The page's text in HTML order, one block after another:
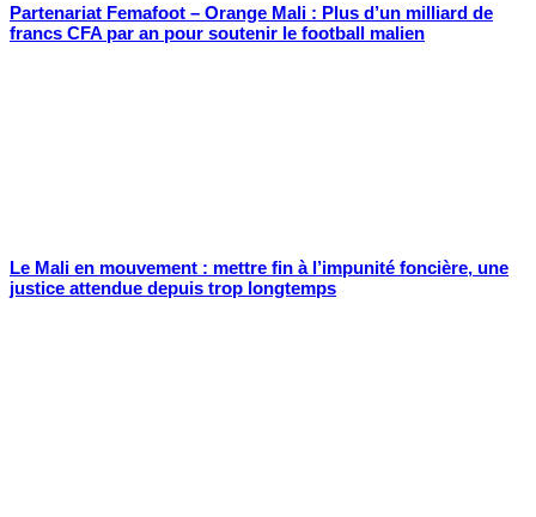
Partenariat Femafoot – Orange Mali : Plus d’un milliard de
francs CFA par an pour soutenir le football malien
Le Mali en mouvement : mettre fin à l’impunité foncière, une
justice attendue depuis trop longtemps